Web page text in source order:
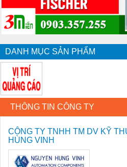
DANH MỤC SẢN PHẨM
THÔNG TIN CÔNG TY
CÔNG TY TNHH TM DV KỸ
HÙNG VINH